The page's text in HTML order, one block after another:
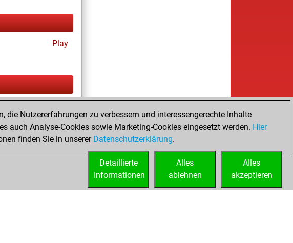
Play
Nutzererfahrungen zu verbessern und interessengerechte Inhalte
auch Analyse-Cookies sowie Marketing-Cookies eingesetzt werden. Hier
finden Sie in unserer Datenschutzerklärung.
Alles
akzeptieren
Alles
ablehnen
Detaillierte
Informationen